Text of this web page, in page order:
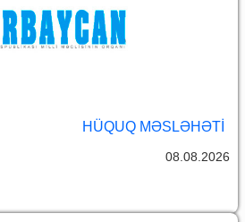
HÜQUQ MƏSLƏHƏTI
08.08.2026